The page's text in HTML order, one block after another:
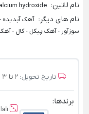
نام لاتین:
hydroxide
نام های دیگر : آهک
سوزآور - آهک پیکل - کال -
تاریخ تحویل: 2 تا 3 روز کاری
برندها: